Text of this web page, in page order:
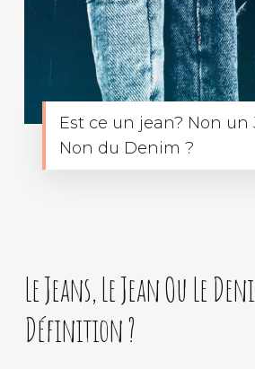
Est ce un jean? Non un
Non du Denim ?
Le Jeans, Le Jean Ou Le
Définition ?